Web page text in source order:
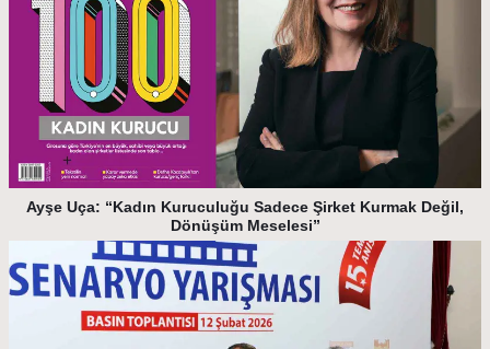
Ayşe Uça: “Kadın Kuruculuğu Sadece Şirket Kurmak Değil,
Dönüşüm Meselesi”